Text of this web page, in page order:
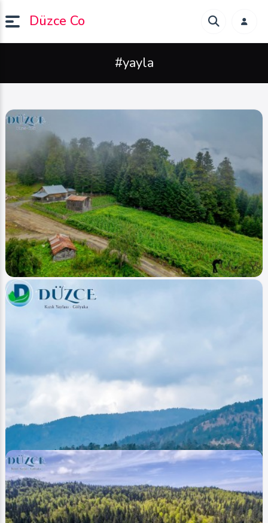
Düzce Co
#yayla
Image Yaylalar - Plateaus
Düzce - Odayeri - Yanık (Hava - Air)
Ahmet Bozdemir 0 5701 1